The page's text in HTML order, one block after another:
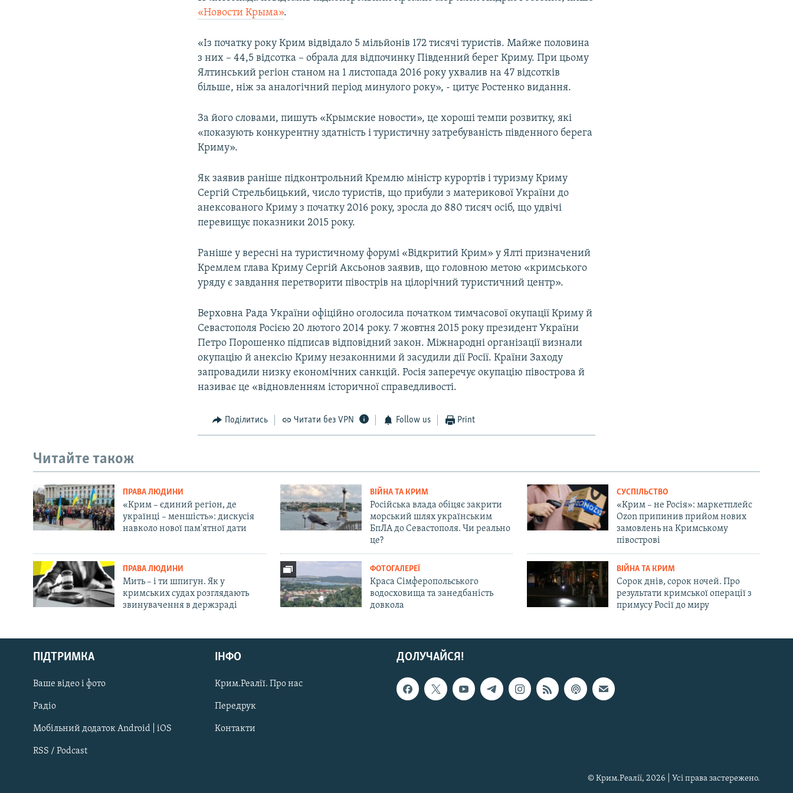
Русский
Qırımtatar
ДОЛУЧАЙСЯ!
«Новости Крыма».
«Із початку року Крим відвідало 5 мільйонів 172 тисячі туристів. Майже половина
з них – 44,5 відсотка – обрала для відпочинку Південний берег Криму. При цьому
Ялтинський регіон станом на 1 листопада 2016 року ухвалив на 47 відсотків
більше, ніж за аналогічний період минулого року», - цитує Ростенко видання.
За його словами, пишуть «Крымские новости», це хороші темпи розвитку, які
«показують конкурентну здатність і туристичну затребуваність південного берега
Криму».
Як заявив раніше підконтрольний Кремлю міністр курортів і туризму Криму
Сергій Стрельбицький, число туристів, що прибули з материкової України до
анексованого Криму з початку 2016 року, зросла до 880 тисяч осіб, що удвічі
перевищує показники 2015 року.
Раніше у вересні на туристичному форумі «Відкритий Крим» у Ялті призначений
Кремлем глава Криму Сергій Аксьонов заявив, що головною метою «кримського
уряду є завдання перетворити півострів на цілорічний туристичний центр».
Верховна Рада України офіційно оголосила початком тимчасової окупації Криму й
Севастополя Росією 20 лютого 2014 року. 7 жовтня 2015 року президент України
Петро Порошенко підписав відповідний закон. Міжнародні організації визнали
окупацію й анексію Криму незаконними й засудили дії Росії. Країни Заходу
запровадили низку економічних санкцій. Росія заперечує окупацію півострова й
називає це «відновленням історичної справедливості.
Поділитись Читати без VPN Follow us Print
Читайте також
ПРАВА ЛЮДИНИ
«Крим – єдиний регіон, де
українці – меншість»: дискусія
навколо нової пам'ятної дати
ВІЙНА ТА КРИМ
Російська влада обіцяє закрити
морський шлях українським
БпЛА до Севастополя. Чи реально
це?
СУСПІЛЬСТВО
«Крим – не Росія»: маркетплейс
Ozon припинив прийом нових
замовлень на Кримському
півострові
ПРАВА ЛЮДИНИ
Мить – і ти шпигун. Як у
кримських судах розглядають
звинувачення в держзраді
ФОТОГАЛЕРЕЇ
Краса Сімферопольського
водосховища та занедбаність
довкола
ВІЙНА ТА КРИМ
Сорок днів, сорок ночей. Про
результати кримської операції з
примусу Росії до миру
ДОЛУЧАЙСЯ!
ПІДТРИМКА
Ваше відео і фото
Радіо
Мобільний додаток Android | iOS
RSS / Podcast
ІНФО
Крим.Реалії. Про нас
Передрук
Контакти
© Крим.Реалії, 2026 | Усі права застережено.